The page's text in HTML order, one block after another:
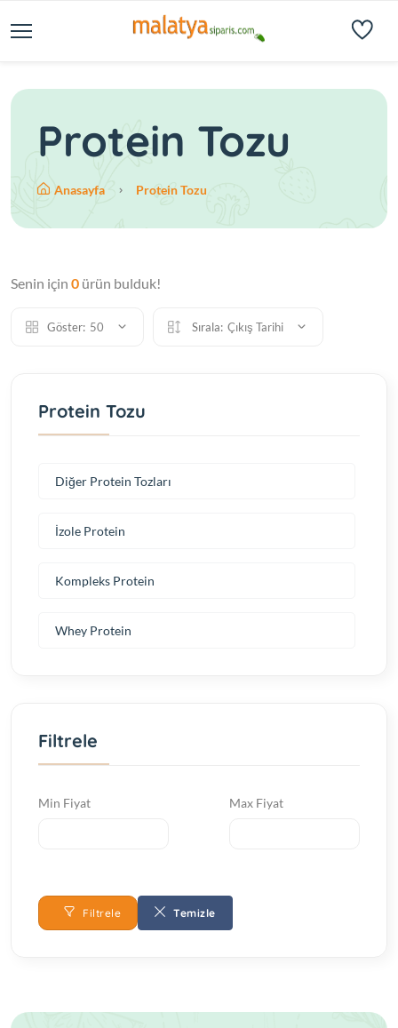
Protein Tozu
Anasayfa Protein Tozu
Senin için 0 ürün bulduk!
Göster: 50 Sırala: Çıkış Tarihi
Protein Tozu
Diğer Protein Tozları
İzole Protein
Kompleks Protein
Whey Protein
Filtrele
Min Fiyat Max Fiyat
Filtrele Temizle